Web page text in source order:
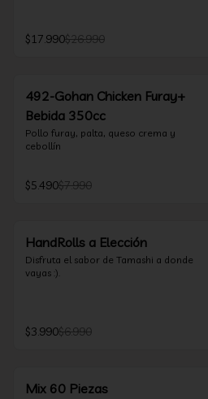
furay, queso crema y cebollín, envuelto
en salmón y bañado en salsa
$17.990$26.990
492-Gohan Chicken Furay+
Bebida 350cc
Pollo furay, palta, queso crema y
cebollín
$5.490$7.990
HandRolls a Elección
Disfruta el sabor de Tamashi a donde
vayas :).
$3.990$6.990
Mix 60 Piezas